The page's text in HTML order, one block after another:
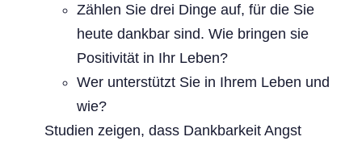
Zählen Sie drei Dinge auf, für die Sie
heute dankbar sind. Wie bringen sie
Positivität in Ihr Leben?
Wer unterstützt Sie in Ihrem Leben und
wie?
Studien zeigen, dass Dankbarkeit Angst